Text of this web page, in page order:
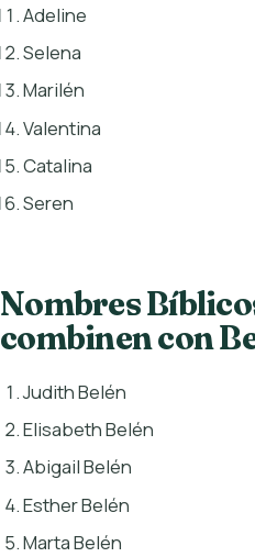
Adeline
Selena
Marilén
Valentina
Catalina
Seren
Nombres
combinen con
Judith Belén
Elisabeth Belén
Abigail Belén
Esther Belén
Marta Belén